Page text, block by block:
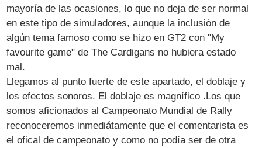
mayoría de las ocasiones, lo que no deja de ser normal
en este tipo de simuladores, aunque la inclusión de
algún tema famoso como se hizo en GT2 con "My
favourite game" de The Cardigans no hubiera estado
mal.
Llegamos al punto fuerte de este apartado, el doblaje y
los efectos sonoros. El doblaje es magnífico .Los que
somos aficionados al Campeonato Mundial de Rally
reconoceremos inmediátamente que el comentarista es
el ofical de campeonato y como no podía ser de otra